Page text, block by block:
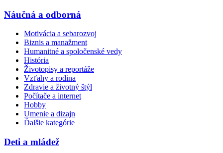
Náučná a odborná
Motivácia a sebarozvoj
Biznis a manažment
Humanitné a spoločenské vedy
História
Životopisy a reportáže
Vzťahy a rodina
Zdravie a životný štýl
Počítače a internet
Hobby
Umenie a dizajn
Ďalšie kategórie
Deti a mládež